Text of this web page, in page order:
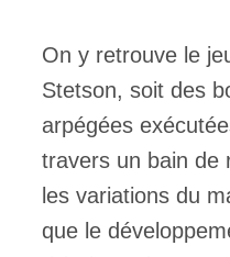
On y retrouve le
Stetson, soit des
arpégées
travers un bain de
les variations du
que le